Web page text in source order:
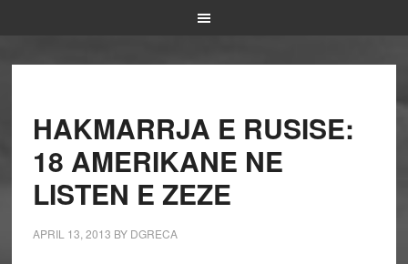
HAKMARRJA E RUSISE:
18 AMERIKANE NE
LISTEN E ZEZE
APRIL 13, 2013 BY DGRECA